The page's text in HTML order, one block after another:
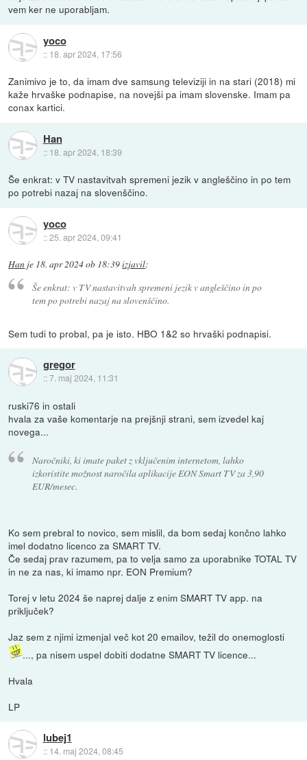
vem ker ne uporabljam.
yoco
:: 18. apr 2024, 17:56
Zanimivo je to, da imam dve samsung televiziji in na stari (2018) mi
kaže hrvaške podnapise, na novejši pa imam slovenske. Imam pa
conax kartici.
Han
:: 18. apr 2024, 18:39
Še enkrat: v TV nastavitvah spremeni jezik v angleščino in po tem
po potrebi nazaj na slovenščino.
yoco
::25. apr 2024, 09:41
Han je 18. apr 2024 ob 18:39izjavil:
Še enkrat: v TV nastavitvah spremeni jezik v angleščino in po
tem po potrebi nazaj na slovenščino.
Sem tudi to probal, pa je isto. HBO 1&2 so hrvaški podnapisi.
gregor
::7. maj 2024, 11:31
ruski76 in ostali
hvala za vaše komentarje na prejšnji strani, sem izvedel kaj
novega...
Naročniki, ki imate paket z vključenim internetom, lahko
izkoristite možnost naročila aplikacije EON Smart TV za 3,90
EUR/mesec.
Ko sem prebral to novico, sem mislil, da bom sedaj končno lahko
imel dodatno licenco za SMART TV.
Če sedaj prav razumem, pa to velja samo za uporabnike TOTAL TV
in ne za nas, ki imamo npr. EON Premium?
Torej v letu 2024 še naprej dalje z enim SMART TV app. na
priključek?
Jaz sem z njimi izmenjal več kot 20 emailov, težil do onemoglosti
..., pa nisem uspel dobiti dodatne SMART TV licence...
Hvala
LP
lubej1
:: 14. maj 2024, 08:45